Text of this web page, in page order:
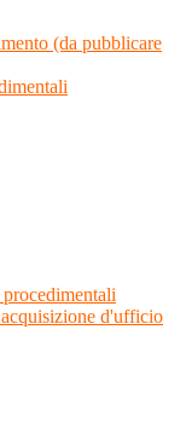
(da pubblicare
d'ufficio